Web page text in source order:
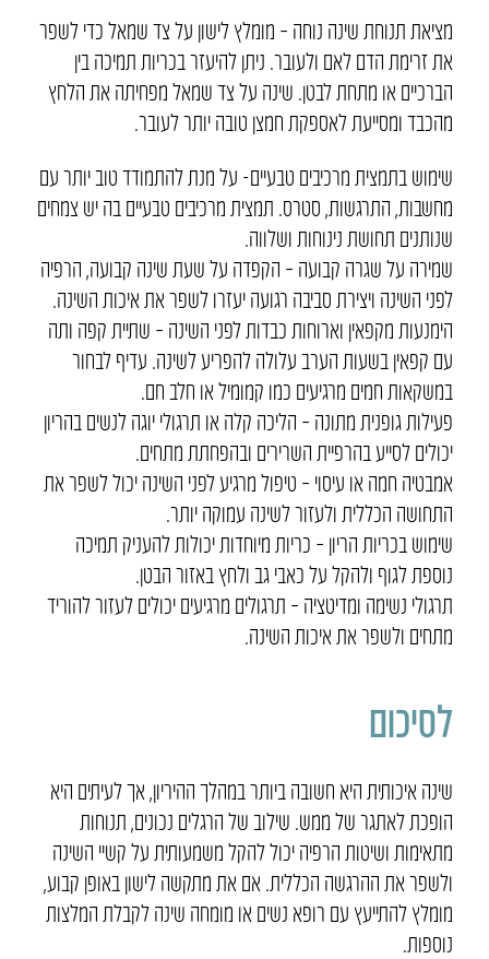
מציאת תנוחת שינה נוחה – מומלץ לישון על צד שמאל כדי לשפר
את זרימת הדם לאם ולעובר. ניתן להיעזר בכריות תמיכה בין
הברכיים או מתחת לבטן. שינה על צד שמאל מפחיתה את הלחץ
מהכבד ומסייעת לאספקת חמצן טובה יותר לעובר.
שימוש בתמצית מרכיבים טבעיים- על מנת להתמודד טוב יותר עם
מחשבות, התרגשות, סטרס. תמצית מרכיבים טבעיים בה יש צמחים
שנותנים תחושת נינוחות ושלווה.
שמירה על שגרה קבועה – הקפדה על שעת שינה קבועה, הרפיה
לפני השינה ויצירת סביבה רגועה יעזרו לשפר את איכות השינה.
הימנעות מקפאין וארוחות כבדות לפני השינה – שתיית קפה ותה
עם קפאין בשעות הערב עלולה להפריע לשינה. עדיף לבחור
במשקאות חמים מרגיעים כמו קמומיל או חלב חם.
פעילות גופנית מתונה – הליכה קלה או תרגולי יוגה לנשים בהריון
יכולים לסייע בהרפיית השרירים ובהפחתת מתחים.
אמבטיה חמה או עיסוי – טיפול מרגיע לפני השינה יכול לשפר את
התחושה הכללית ולעזור לשינה עמוקה יותר.
שימוש בכריות הריון – כריות מיוחדות יכולות להעניק תמיכה
נוספת לגוף ולהקל על כאבי גב ולחץ באזור הבטן.
תרגולי נשימה ומדיטציה – תרגולים מרגיעים יכולים לעזור להוריד
מתחים ולשפר את איכות השינה.
לסיכום
שינה איכותית היא חשובה ביותר במהלך ההיריון, אך לעיתים היא
הופכת לאתגר של ממש. שילוב של הרגלים נכונים, תנוחות
מתאימות ושיטות הרפיה יכול להקל משמעותית על קשיי השינה
ולשפר את ההרגשה הכללית. אם את מתקשה לישון באופן קבוע,
מומלץ להתייעץ עם רופא נשים או מומחה שינה לקבלת המלצות
נוספות.